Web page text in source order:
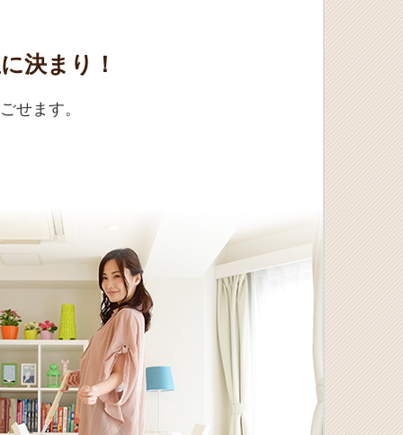
決まり！
せます。